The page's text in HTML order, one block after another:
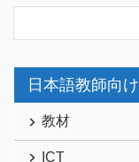
日本語教師向け
教材
ICT